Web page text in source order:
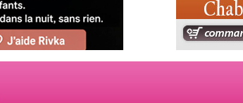
6 enfants, victime de violences...
de Vacances Pour les Enfants